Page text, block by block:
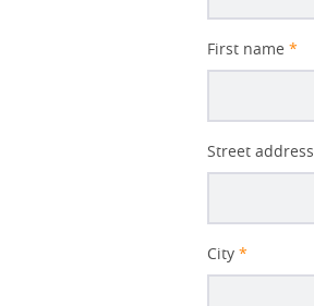
First name *
Street address
City *